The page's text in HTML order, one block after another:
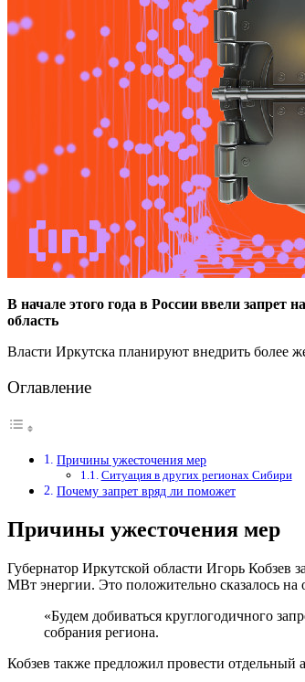
В начале этого года в России ввели
область
Власти Иркутска планируют внедрить более
Оглавление
Причины ужесточения мер
Ситуация в других регионах Сибири
Почему запрет вряд ли поможет
Причины ужесточения мер
Губернатор Иркутской области Игорь Кобзев
МВт энергии. Это положительно сказалось на
«Будем добиваться круглогодичного
собрания региона.
Кобзев также предложил провести